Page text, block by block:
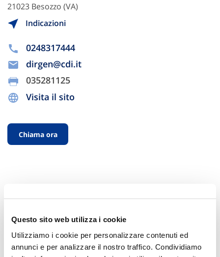
Questo sito web utilizza i cookie
Utilizziamo i cookie per personalizzare contenuti ed
annunci e per analizzare il nostro traffico. Condividiamo
21023 Besozzo (VA)
Indicazioni
0248317444
dirgen@cdi.it
035281125
Visita il sito
Chiama ora
Hai bisogno di